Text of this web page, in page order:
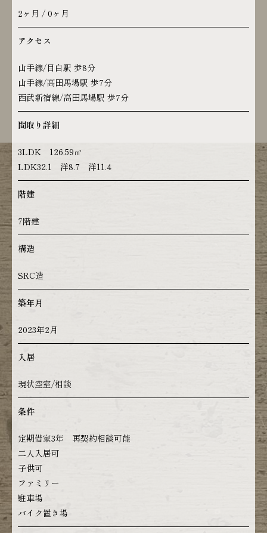
2ヶ月 / 0ヶ月
アクセス
山手線/目白駅 歩8分
山手線/高田馬場駅 歩7分
西武新宿線/高田馬場駅 歩7分
間取り詳細
3LDK 126.59㎡
LDK32.1 洋8.7 洋11.4
階建
7階建
構造
SRC造
築年月
2023年2月
入居
現状空室/相談
条件
定期借家3年 再契約相談可能
二人入居可
子供可
ファミリー
駐車場
バイク置き場